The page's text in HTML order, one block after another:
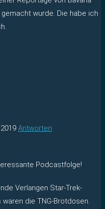
wurde. Die habe ich
Antworten
Podcastfolge!
Verlangen Star-Trek-
die TNG-Brotdosen.